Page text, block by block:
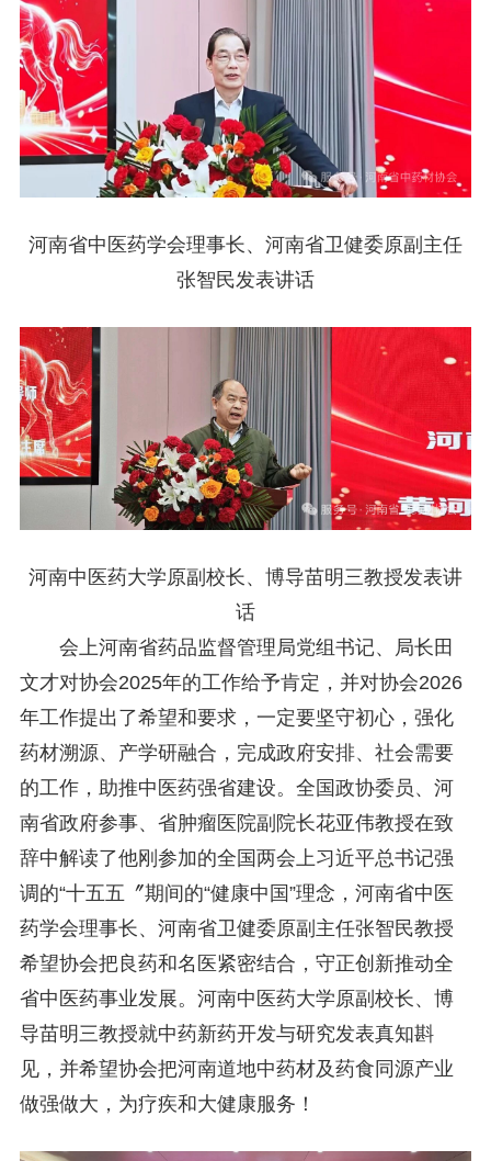
河南省中医药学会理事长、河南省卫健委原副主任
张智民发表讲话
河南中医药大学原副校长、博导苗明三教授发表讲
话
会上河南省药品监督管理局党组书记、局长田
文才对协会2025年的工作给予肯定，并对协会2026
年工作提出了希望和要求，一定要坚守初心，强化
药材溯源、产学研融合，完成政府安排、社会需要
的工作，助推中医药强省建设。全国政协委员、河
南省政府参事、省肿瘤医院副院长花亚伟教授在致
辞中解读了他刚参加的全国两会上习近平总书记强
调的“十五五〞期间的“健康中国”理念，河南省中医
药学会理事长、河南省卫健委原副主任张智民教授
希望协会把良药和名医紧密结合，守正创新推动全
省中医药事业发展。河南中医药大学原副校长、博
导苗明三教授就中药新药开发与研究发表真知斟
见，并希望协会把河南道地中药材及药食同源产业
做强做大，为疗疾和大健康服务！